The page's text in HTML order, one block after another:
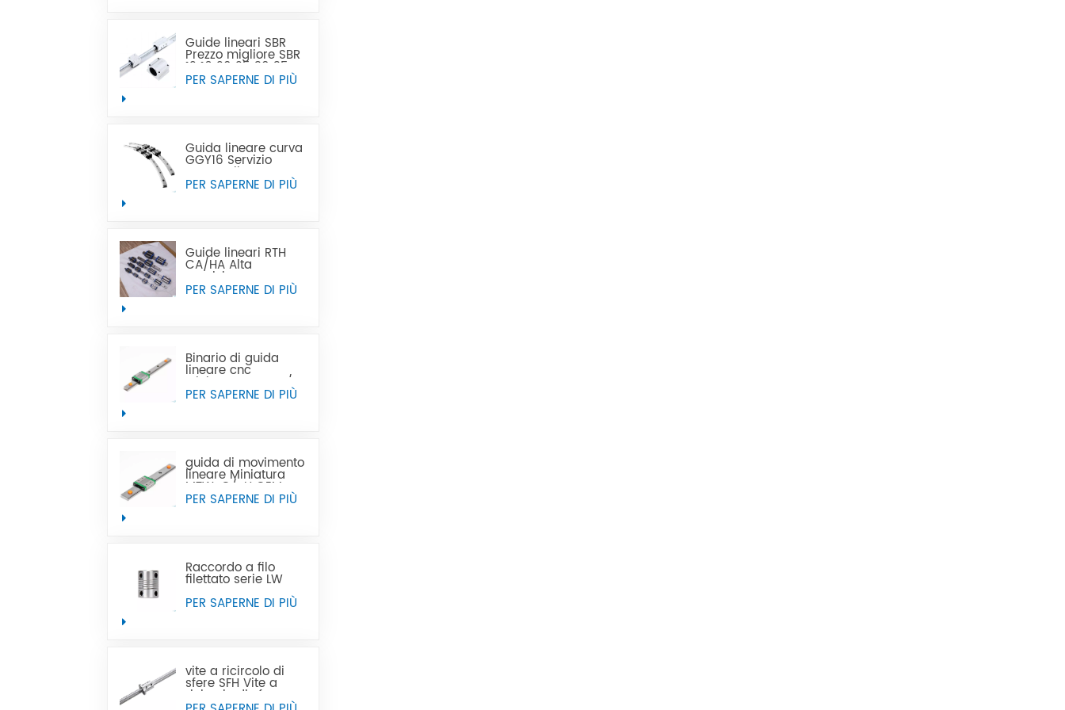
Guide lineari SBR
Prezzo migliore SBR
12 16 20 25 30 35
40 50 guida lineare
PER SAPERNE DI PIÙ
Guida lineare curva
GGY16 Servizio
personalizzato OEM
fornito, guide lineari
PER SAPERNE DI PIÙ
Guide lineari RTH
CA/HA Alta
precisione e prezzo
accessibile
PER SAPERNE DI PIÙ
Binario di guida
lineare cnc
Miniatura MTN-C/-
H OEM ODM
PER SAPERNE DI PIÙ
guida di movimento
lineare Miniatura
MTW-C/-H OEM
ODM
PER SAPERNE DI PIÙ
Raccordo a filo
filettato serie LW
PER SAPERNE DI PIÙ
vite a ricircolo di
sfere SFH Vite a
ricircolo di sfere con